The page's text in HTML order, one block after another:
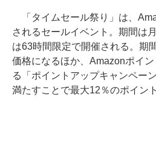
「タイムセール祭り」は、
されるセールイベント。期間は
は63時間限定で開催される。期
価格になるほか、Amazonポイ
る「ポイントアップキャンペー
満たすことで最大12％のポイン